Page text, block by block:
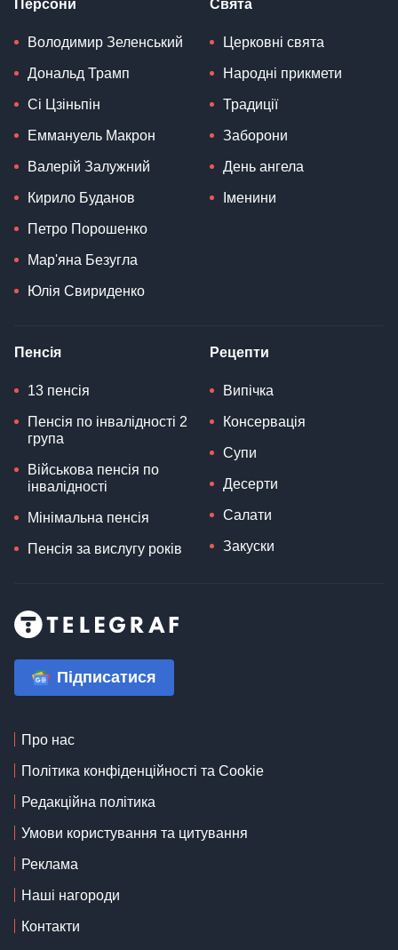
Персони
Володимир Зеленський
Дональд Трамп
Сі Цзіньпін
Еммануель Макрон
Валерій Залужний
Кирило Буданов
Петро Порошенко
Мар'яна Безугла
Юлія Свириденко
Свята
Церковні свята
Народні прикмети
Традиції
Заборони
День ангела
Іменини
Пенсія
13 пенсія
Пенсія по інвалідності 2
група
Військова пенсія по
інвалідності
Мінімальна пенсія
Пенсія за вислугу років
Рецепти
Випічка
Консервація
Супи
Десерти
Салати
Закуски
Підписатися
Про нас
Політика конфіденційності та Cookie
Редакційна політика
Умови користування та цитування
Реклама
Наші нагороди
Контакти